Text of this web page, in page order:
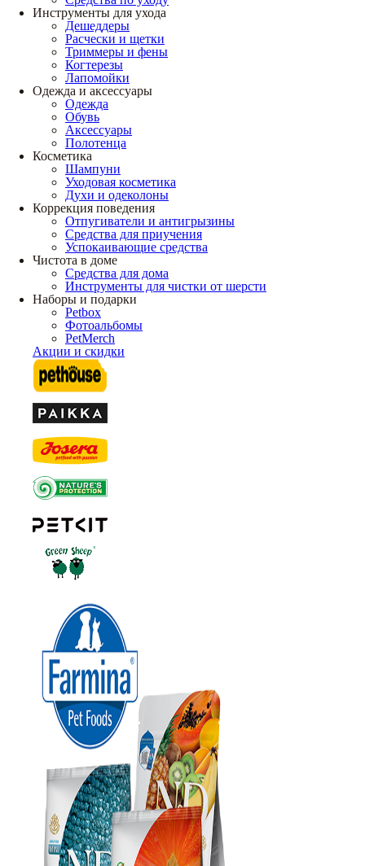
Инструменты для ухода
Дешеддеры
Расчески и щетки
Триммеры и фены
Когтерезы
Лапомойки
Одежда и аксессуары
Одежда
Обувь
Аксессуары
Полотенца
Косметика
Шампуни
Уходовая косметика
Духи и одеколоны
Коррекция поведения
Отпугиватели и антигрызины
Средства для приучения
Успокаивающие средства
Чистота в доме
Средства для дома
Инструменты для чистки от шерсти
Наборы и подарки
Petbox
Фотоальбомы
PetMerch
Акции и скидки